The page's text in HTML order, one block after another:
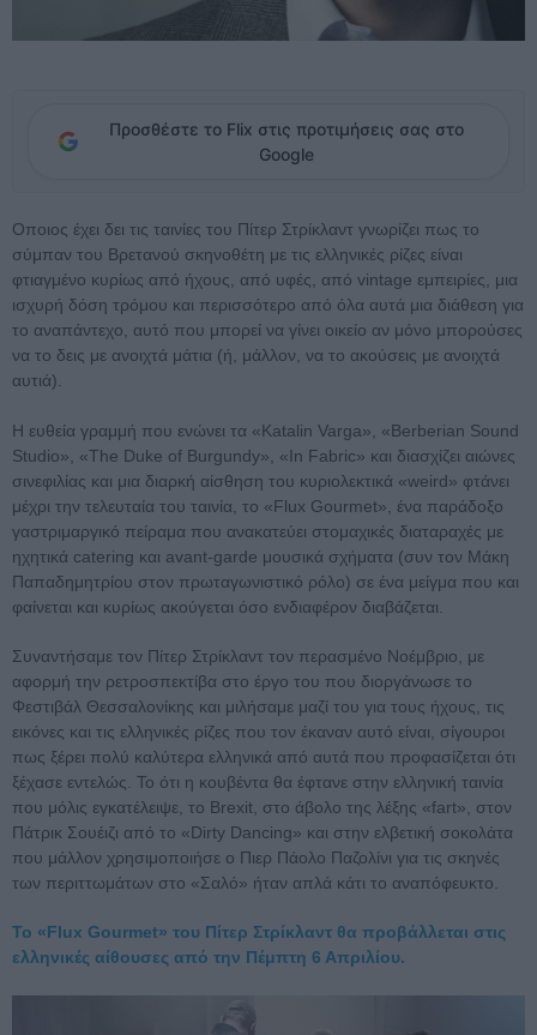
Προσθέστε το Flix στις προτιμήσεις σας στο
Google
Οποιος έχει δει τις ταινίες του Πίτερ Στρίκλαντ γνωρίζει πως το
σύμπαν του Βρετανού σκηνοθέτη με τις ελληνικές ρίζες είναι
φτιαγμένο κυρίως από ήχους, από υφές, από vintage εμπειρίες, μια
ισχυρή δόση τρόμου και περισσότερο από όλα αυτά μια διάθεση για
το αναπάντεχο, αυτό που μπορεί να γίνει οικείο αν μόνο μπορούσες
να το δεις με ανοιχτά μάτια (ή, μάλλον, να το ακούσεις με ανοιχτά
αυτιά).
Η ευθεία γραμμή που ενώνει τα «Katalin Varga», «Berberian Sound
Studio», «The Duke of Burgundy», «In Fabric» και διασχίζει αιώνες
σινεφιλίας και μια διαρκή αίσθηση του κυριολεκτικά «weird» φτάνει
μέχρι την τελευταία του ταινία, το «Flux Gourmet», ένα παράδοξο
γαστριμαργικό πείραμα που ανακατεύει στομαχικές διαταραχές με
ηχητικά catering και avant-garde μουσικά σχήματα (συν τον Μάκη
Παπαδημητρίου στον πρωταγωνιστικό ρόλο) σε ένα μείγμα που και
φαίνεται και κυρίως ακούγεται όσο ενδιαφέρον διαβάζεται.
Συναντήσαμε τον Πίτερ Στρίκλαντ τον περασμένο Νοέμβριο, με
αφορμή την ρετροσπεκτίβα στο έργο του που διοργάνωσε το
Φεστιβάλ Θεσσαλονίκης και μιλήσαμε μαζί του για τους ήχους, τις
εικόνες και τις ελληνικές ρίζες που τον έκαναν αυτό είναι, σίγουροι
πως ξέρει πολύ καλύτερα ελληνικά από αυτά που προφασίζεται ότι
ξέχασε εντελώς. Το ότι η κουβέντα θα έφτανε στην ελληνική ταινία
που μόλις εγκατέλειψε, το Brexit, στο άβολο της λέξης «fart», στον
Πάτρικ Σουέιζι από το «Dirty Dancing» και στην ελβετική σοκολάτα
που μάλλον χρησιμοποιήσε ο Πιερ Πάολο Παζολίνι για τις σκηνές
των περιττωμάτων στο «Σαλό» ήταν απλά κάτι το αναπόφευκτο.
Το «Flux Gourmet» του Πίτερ Στρίκλαντ θα προβάλλεται στις
ελληνικές αίθουσες από την Πέμπτη 6 Απριλίου.